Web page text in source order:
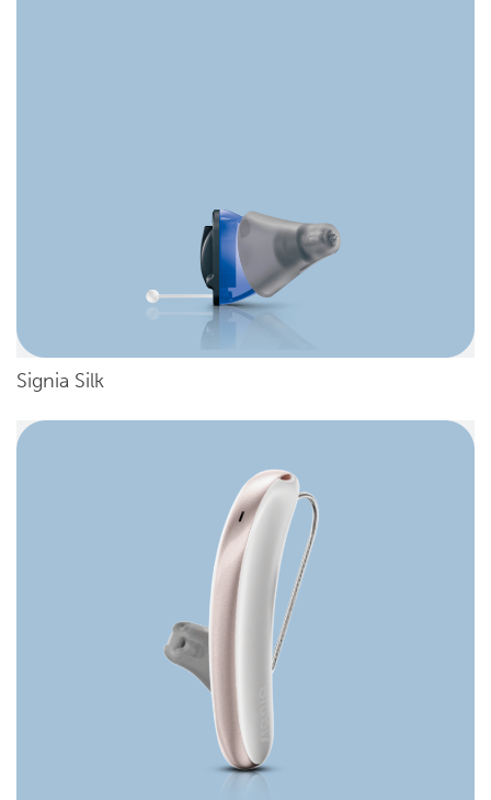
Signia Silk